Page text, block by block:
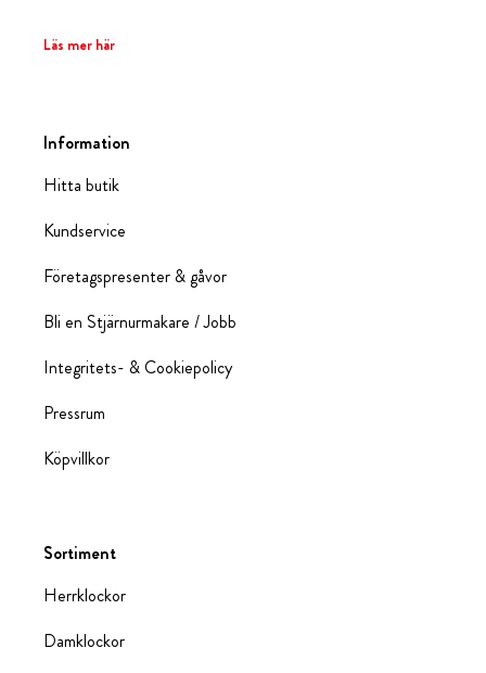
Läs mer här
Information
Hitta butik
Kundservice
Företagspresenter & gåvor
Bli en Stjärnurmakare / Jobb
Integritets- & Cookiepolicy
Pressrum
Köpvillkor
Sortiment
Herrklockor
Damklockor